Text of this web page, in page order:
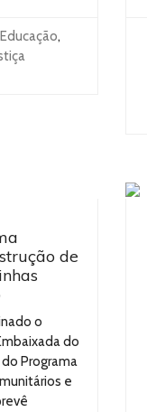
Educação,
de
o
do
Programa
e